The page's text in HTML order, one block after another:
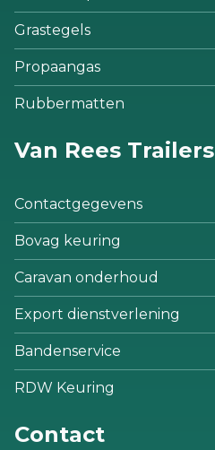
Grastegels
Propaangas
Rubbermatten
Van Rees Trailers
Contactgegevens
Bovag keuring
Caravan onderhoud
Export dienstverlening
Bandenservice
RDW Keuring
Contact